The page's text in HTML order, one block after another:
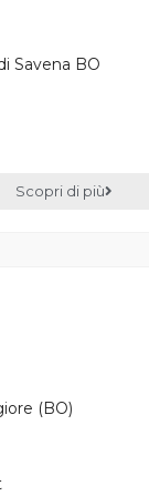
Savena BO
Scopri di più
(BO)